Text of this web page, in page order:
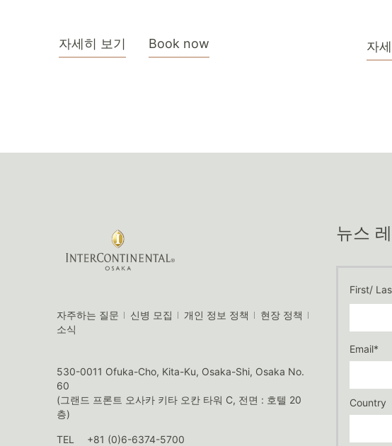
자세히 보기 Book now 자
자주하는 질문 신병 모집 개인 정보 정책
현장 정책
소식
530-0011 Ofuka-Cho, Kita-Ku, Osaka-Shi, Osaka No.
60
(그랜드 프론트 오사카 키타 오칸 타워 C, 전면 : 호텔 20
층)
TEL
+81 (0)6-6374-5700
뉴스
First/
Email*
Country